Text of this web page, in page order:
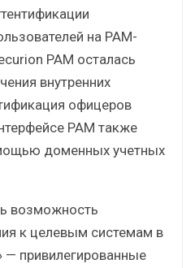
на PAM-
PAM осталась
внутренних
офицеров
PAM также
доменных учетных
возможность
к целевым системам в
привилегированные